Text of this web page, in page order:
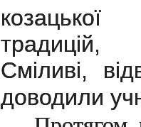
традицій,
Сміливі,
доводили